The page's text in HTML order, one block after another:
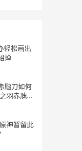
轻松画出
蝉
虺刀如何
羽赤虺刀
神暂留此